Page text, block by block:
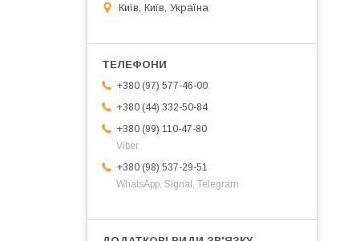
Київ, Київ, Україна
+380 (97) 577-46-00
+380 (44) 332-50-84
+380 (99) 110-47-80
Viber
+380 (98) 537-29-51
WhatsApp, Signal, Telegram